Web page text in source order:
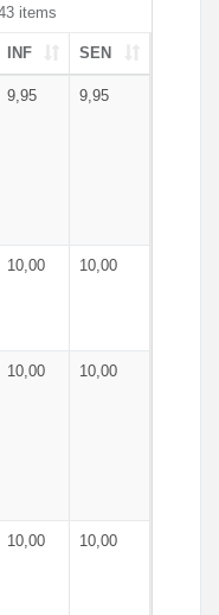
items
INF SEN
9,95 9,95
10,00 10,00
10,00 10,00
10,00 10,00